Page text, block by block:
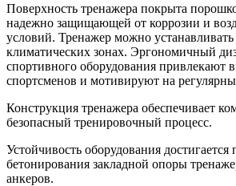
Поверхность тренажера покрыта
надежно защищающей от коррозии и
условий. Тренажер можно
климатических зонах. Эргономичный
спортивного оборудования привлекают
спортсменов и мотивируют на
Конструкция тренажера обеспечивает
безопасный тренировочный процесс.
Устойчивость оборудования
бетонирования закладной опоры
анкеров.